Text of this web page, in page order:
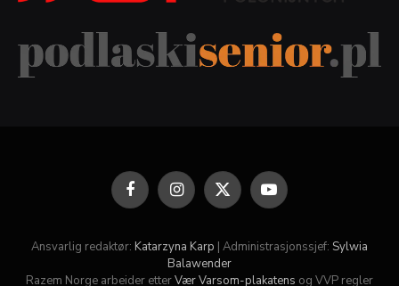
FacebookInstagram
X
(Twitter)
YouTube
Ansvarlig redaktør: Katarzyna Karp | Administrasjonssjef: Sylwia
Balawender
Razem Norge arbeider etterVær Varsom-plakatens og VVP regler